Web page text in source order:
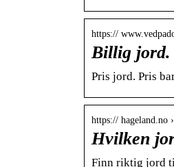
https://
Billig jord.
Pris jord. Pris
https:// hageland.no
Hvilken
Finn riktig jord